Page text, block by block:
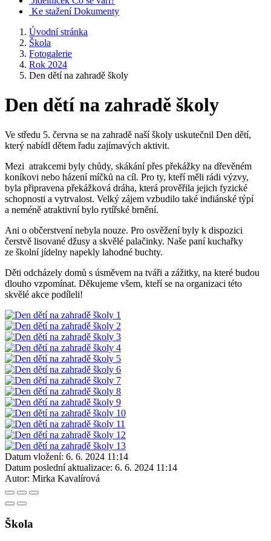
Ke stažení Dokumenty
Úvodní stránka
Škola
Fotogalerie
Rok 2024
Den dětí na zahradě školy
Den dětí na zahradě školy
Ve středu 5. června se na zahradě naší školy uskutečnil Den dětí,
který nabídl dětem řadu zajímavých aktivit.
Mezi atrakcemi byly chůdy, skákání přes překážky na dřevěném
koníkovi nebo házení míčků na cíl. Pro ty, kteří měli rádi výzvy,
byla připravena překážková dráha, která prověřila jejich fyzické
schopnosti a vytrvalost. Velký zájem vzbudilo také indiánské týpí
a neméně atraktivní bylo rytířské brnění.
Ani o občerstvení nebyla nouze. Pro osvěžení byly k dispozici
čerstvě lisované džusy a skvělé palačinky. Naše paní kuchařky
ze školní jídelny napekly lahodné buchty.
Děti odcházely domů s úsměvem na tváři a zážitky, na které budou
dlouho vzpomínat. Děkujeme všem, kteří se na organizaci této
skvělé akce podíleli!
Datum vložení: 6. 6. 2024 11:14
Datum poslední aktualizace: 6. 6. 2024 11:14
Autor: Mirka Kavalírová
Škola